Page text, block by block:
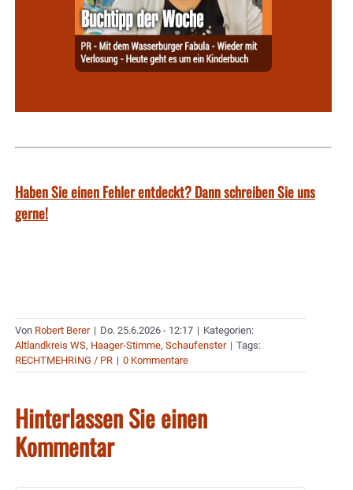
Haben Sie einen Fehler entdeckt? Dann schreiben Sie uns
gerne!
Von Robert Berer | Do. 25.6.2026 - 12:17 | Kategorien:
Altlandkreis WS, Haager-Stimme, Schaufenster | Tags:
RECHTMEHRING / PR | 0 Kommentare
Hinterlassen Sie einen
Kommentar